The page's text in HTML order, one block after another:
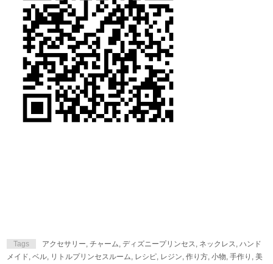
Tags アクセサリー ,チャーム ,ディズニープリンセス ネックレス ,ハンド
メイド ,ベル リトルプリンセスルーム レシピ レジン ,作り方 ,小物 ,手作り ,美